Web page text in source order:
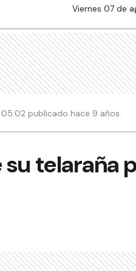
viernes 07 de
05:02 publicado hace 9 años
su telaraña